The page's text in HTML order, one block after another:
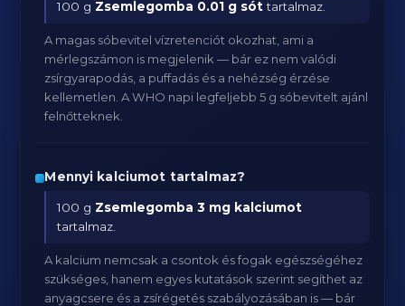
100 g Zsemlegomba 0.01 g sóttartalmaz.
A magas sóbevitel vízretenciót okozhat, ami a
mérlegszámon is megjelenik — bár ez nem valódi
zsírgyarapodás, a puffadás és a nehézség érzése
kellemetlen. A WHO napi legfeljebb 5 g sóbevitelt ajánl
felnőtteknek.
Mennyi kalciumot tartalmaz?
100 g Zsemlegomba 3 mg kalciumot
tartalmaz.
A kalcium nemcsak a csontok és fogak egészségéhez
szükséges, hanem egyes kutatások szerint segíthet az
anyagcsere és a zsírégetés szabályozásában is — bár